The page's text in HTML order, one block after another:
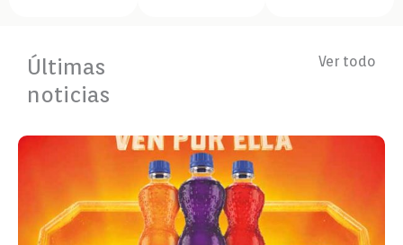
Últimas
noticias
Ver todo
Página
PáginaPágina